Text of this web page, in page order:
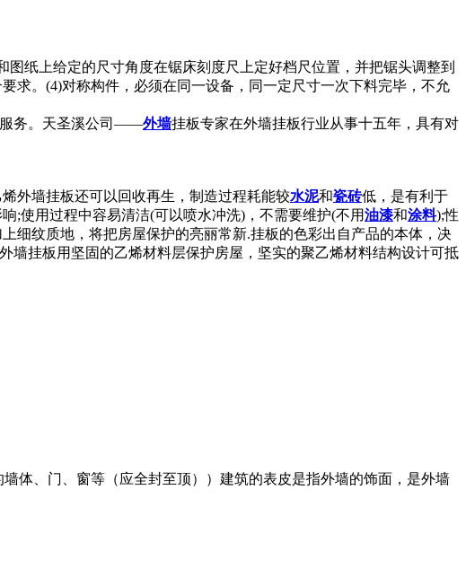
纸上给定的尺寸角度在锯床刻度尺上定好档尺位置，并把锯头调整到
求。(4)对称构件，必须在同一设备，同一定尺寸一次下料完毕，不允
服务。天圣溪公司——外墙挂板专家在外墙挂板行业从事十五年，具有对
外墙挂板还可以回收再生，制造过程耗能较水泥和瓷砖低，是有利于
;使用过程中容易清洁(可以喷水冲洗)，不需要维护(不用油漆和涂料);性
细纹质地，将把房屋保护的亮丽常新.挂板的色彩出自产品的本体，决
墙挂板用坚固的乙烯材料层保护房屋，坚实的聚乙烯材料结构设计可抵
体、门、窗等（应全封至顶））建筑的表皮是指外墙的饰面，是外墙